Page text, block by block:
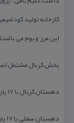
كارخانه تولید
این مرز و بوم می
بخش كربال مشتمل است بر ۴ دهستان
دهستان كربال با ۱۷ پارچه روستا و تعداد ۱۵۶۵۹ نفر جمعیت
دهستان سفلی با ۱۷ پارچه روستا و تعداد ۸۲۳۰ نفر جمعیت